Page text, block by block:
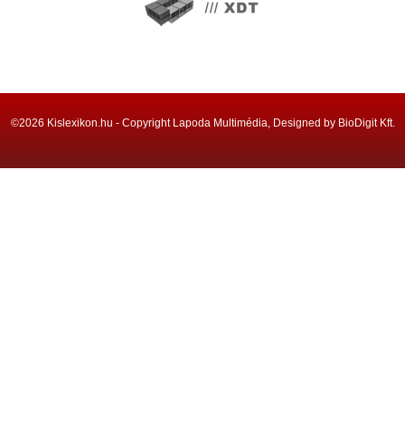
©2026 Kislexikon.hu - Copyright Lapoda Multimédia, Designed by BioDigit Kft.